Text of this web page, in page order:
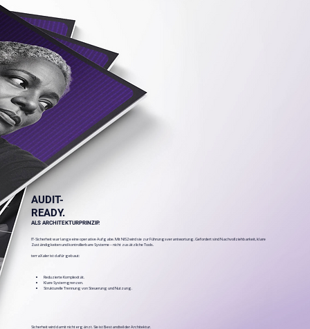
AUDIT-
READY.
ALS ARCHITEKTURPRINZIP.
IT-Sicherheit war lange eine operative Aufgabe. Mit NIS2 wird sie zur Führungsverantwortung. Gefordert sind Nachvollziehbarkeit, klare
Zuständigkeiten und kontrollierbare Systeme – nicht zusätzliche Tools.
terraXaler ist dafür gebaut: ​
Reduzierte Komplexität.
Klare Systemgrenzen.
Strukturelle Trennung von Steuerung und Nutzung.
Sicherheit wird damit nicht ergänzt. Sie ist Bestandteil der Architektur.